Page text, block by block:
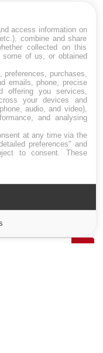
: quand la
au lever
des
graves
latérale
access information on
combine and share
collected on this
of us, or obtained
purchases,
emails, phone, precise
offering you services,
your devices and
audio, and video),
and analysing
at any time via the
preferences" and
to consent. These